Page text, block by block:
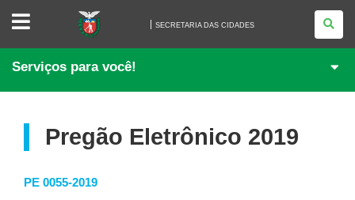
SECRETARIA
CIDADES
SECRETARIA DAS CIDADES
Serviços para você!
Pregão Eletrônico 2019
PE 0055-2019